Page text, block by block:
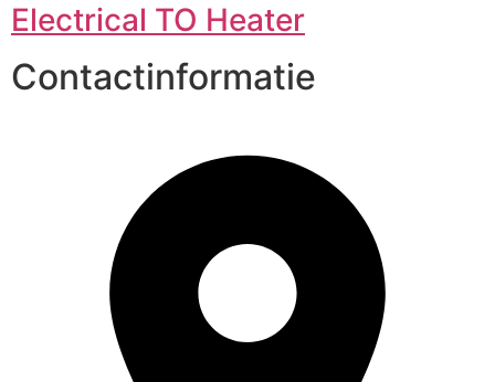
Electrical TO Heater
Contactinformatie